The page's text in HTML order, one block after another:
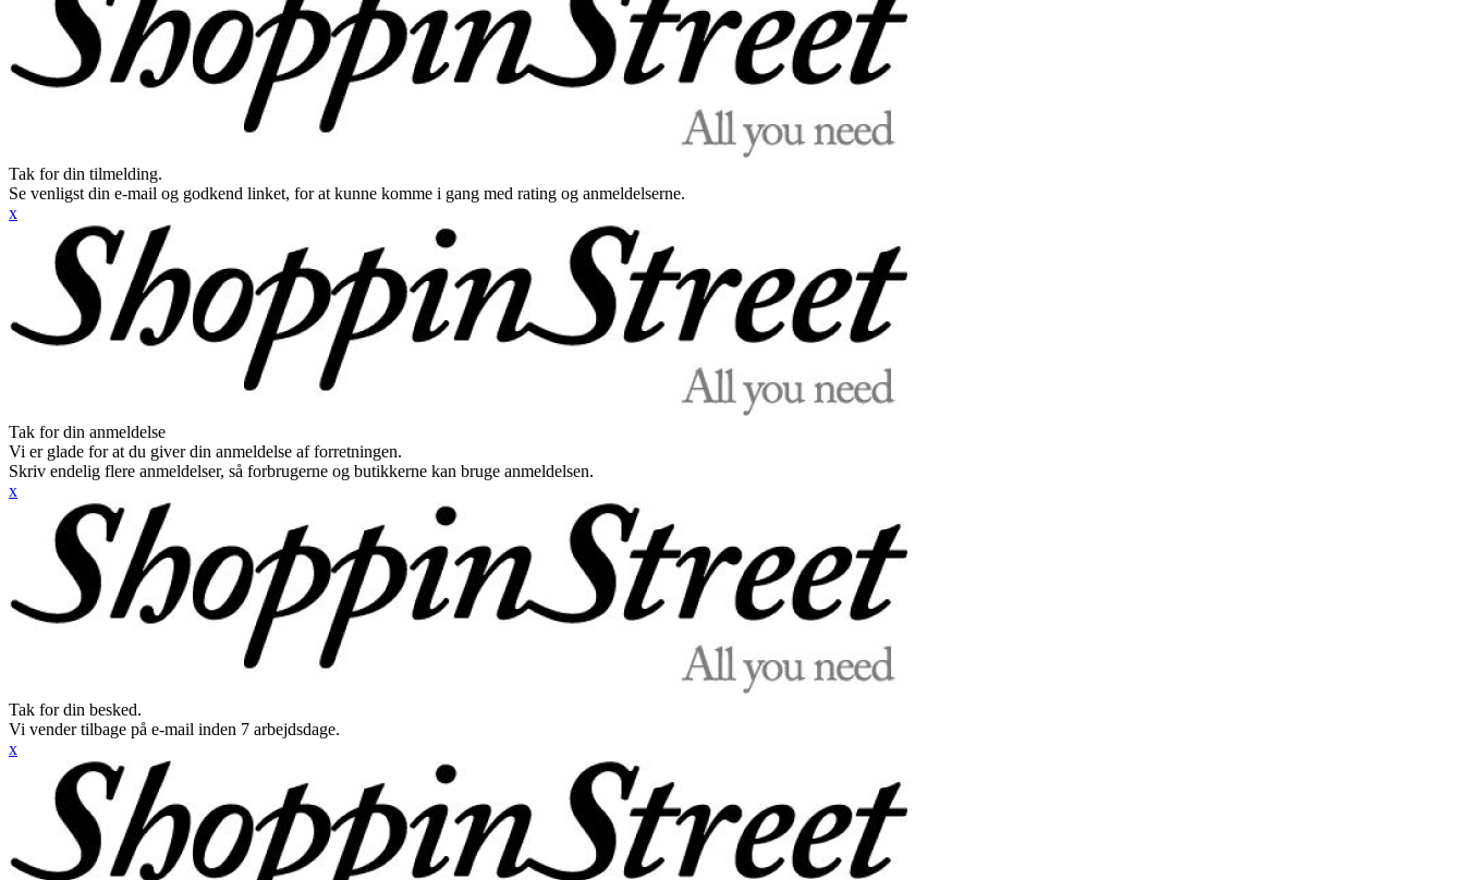
Tak for din tilmelding.
Se venligst din e-mail og godkend linket, for at kunne komme i gang med rating og anmeldelserne.
x
Tak for din anmeldelse
Vi er glade for at du giver din anmeldelse af forretningen.
Skriv endelig flere anmeldelser, så forbrugerne og butikkerne kan bruge anmeldelsen.
x
Tak for din besked.
Vi vender tilbage på e-mail inden 7 arbejdsdage.
x